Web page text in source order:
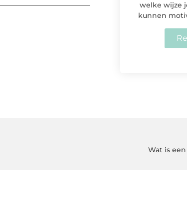
welke wijze
kunnen
Wat is